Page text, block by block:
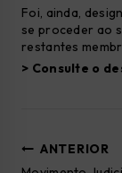
Foi, ainda,
se proceder ao
restantes
> Consulte o
ANTERIOR